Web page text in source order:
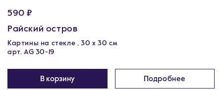
590 ₽
Райский остров
Картины на стекле , 30 x 30 см
арт. AG 30-19
В корзину Подробнее